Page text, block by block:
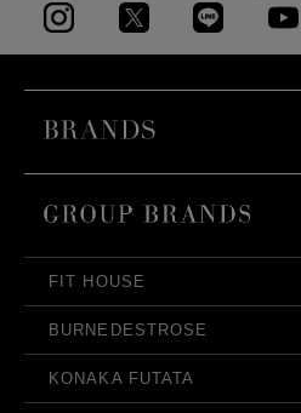
FIT HOUSE
BURNEDESTROSE
KONAKA FUTATA